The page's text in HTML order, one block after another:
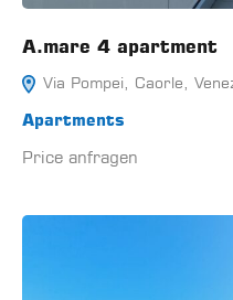
A.mare 4 apartment
Via Pompei, Caorle,
Apartments
Price anfragen